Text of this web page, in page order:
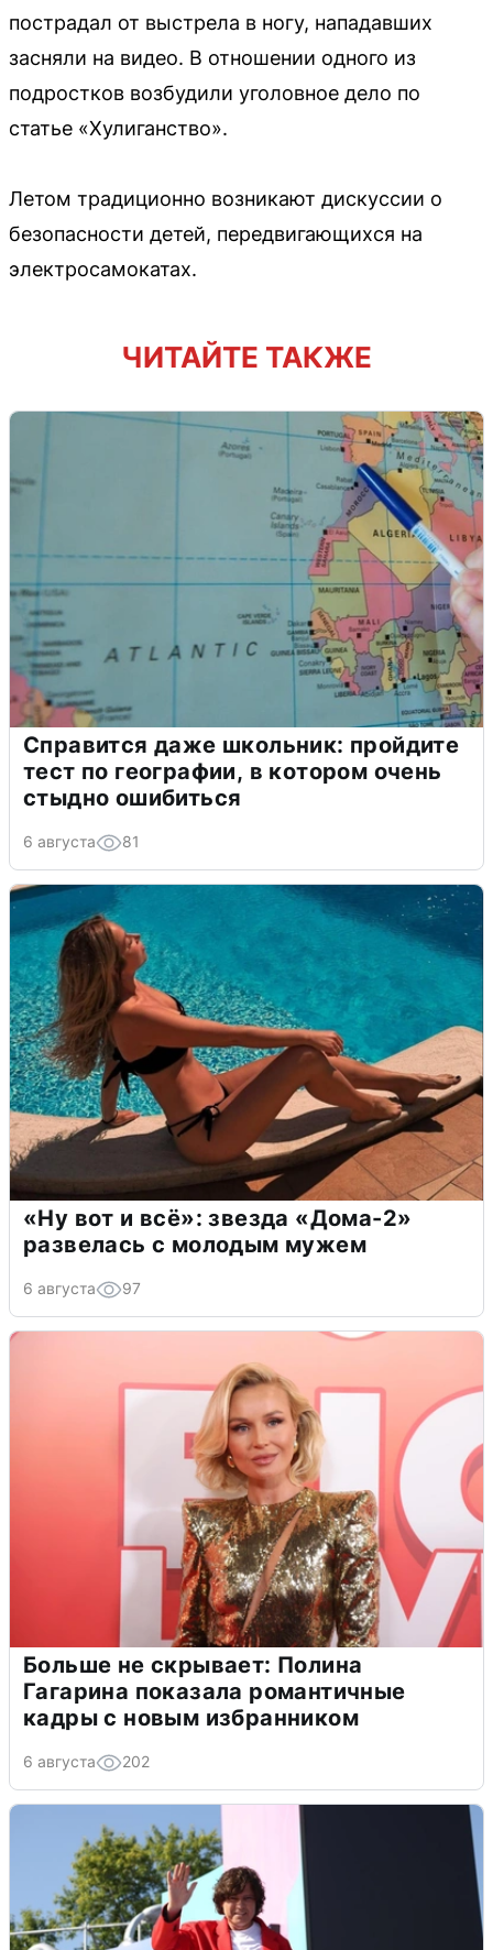
пострадал от выстрела в ногу, нападавших
засняли на видео. В отношении одного из
подростков возбудили уголовное дело по
статье «Хулиганство».
Летом традиционно возникают дискуссии о
безопасности детей, передвигающихся на
электросамокатах.
ЧИТАЙТЕ ТАКЖЕ
Справится даже школьник: пройдите
тест по географии, в котором очень
стыдно ошибиться
6 августа 81
«Ну вот и всё»: звезда «Дома-2»
развелась с молодым мужем
6 августа 97
Больше не скрывает: Полина
Гагарина показала романтичные
кадры с новым избранником
6 августа 202